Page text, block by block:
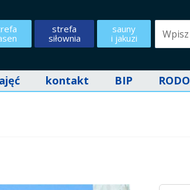
sauny
i jakuzi
strefa
siłownia
kontakt BIP RODO